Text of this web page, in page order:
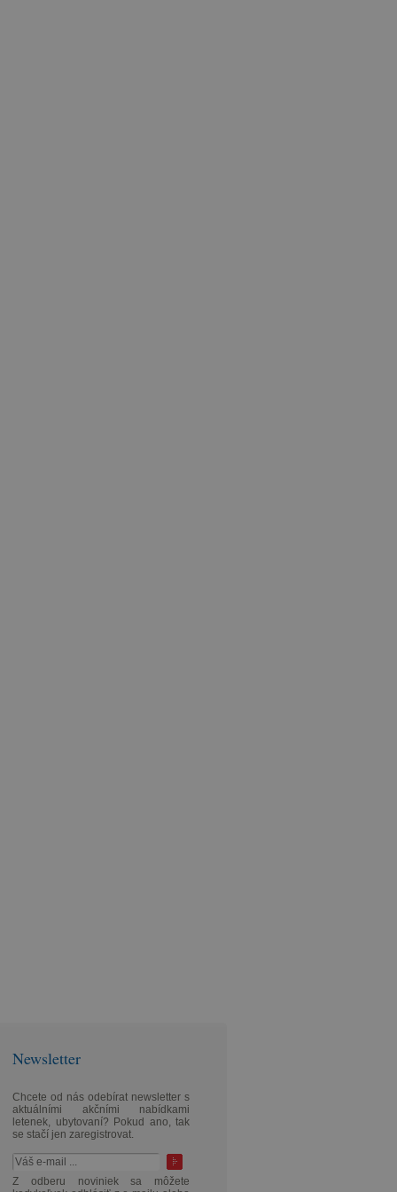
Newsletter
Chcete od nás odebírat newsletter s
aktuálními akčními nabídkami
letenek, ubytovaní? Pokud ano, tak
se stačí jen zaregistrovat.
Z odberu noviniek sa môžete